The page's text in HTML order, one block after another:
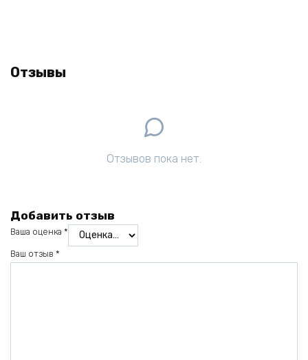
Отзывы
Отзывов пока нет.
Добавить отзыв
Ваша оценка *
Ваш отзыв *